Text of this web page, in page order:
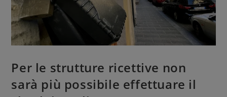
Per le strutture ricettive non
sarà più possibile effettuare il